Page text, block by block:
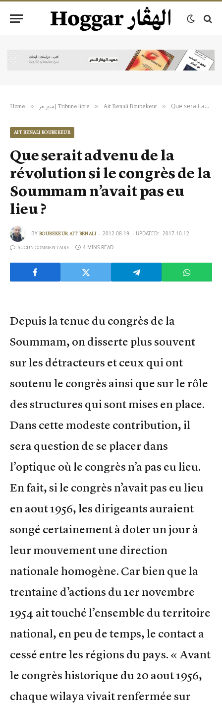
Home » منبر حر | Tribune libre » Ait Benali Boubekeur » Que serait advenu de la révolution si le congrès de la Soummam n’avait pas eu lieu ?
AIT BENALI BOUBEKEUR
Que serait advenu de la
révolution si le congrès de la
Soummam n’avait pas eu
lieu ?
BY BOUBEKEUR AIT BENALI 2012-08-19 UPDATED: 2017-10-12
AUCUN COMMENTAIRE 4 MINS READ
Depuis la tenue du congrès de la
Soummam, on disserte plus souvent
sur les détracteurs et ceux qui ont
soutenu le congrès ainsi que sur le rôle
des structures qui sont mises en place.
Dans cette modeste contribution, il
sera question de se placer dans
l’optique où le congrès n’a pas eu lieu.
En fait, si le congrès n’avait pas eu lieu
en aout 1956, les dirigeants auraient
songé certainement à doter un jour à
leur mouvement une direction
nationale homogène. Car bien que la
trentaine d’actions du 1er novembre
1954 ait touché l’ensemble du territoire
national, en peu de temps, le contact a
cessé entre les régions du pays. « Avant
le congrès historique du 20 aout 1956,
chaque wilaya vivait renfermée sur